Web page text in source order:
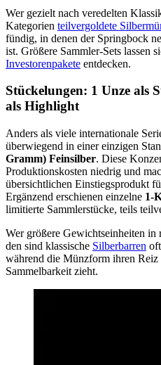
Wer gezielt nach veredelten
Kategorien teilvergoldete
fündig, in denen der Springbock
ist. Größere Sammler-Sets lassen
Investorenpakete entdecken.
Stückelungen: 1 Unze als
als Highlight
Anders als viele internationale
überwiegend in einer einzigen
Gramm) Feinsilber. Diese
Produktionskosten niedrig und
übersichtlichen Einstiegsprodukt
Ergänzend erschienen einzelne 1-
limitierte Sammlerstücke, teils
Wer größere Gewichtseinheiten
den sind klassische Silberbarren
während die Münzform ihren Reiz
Sammelbarkeit zieht.